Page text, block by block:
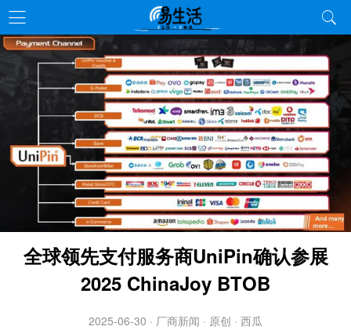
全球领先支付服务商UniPin确认参展
2025 ChinaJoy BTOB
2025-06-30 · 厂商新闻 · 原创 · 西瓜